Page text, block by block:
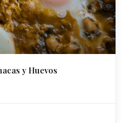
y Huevos